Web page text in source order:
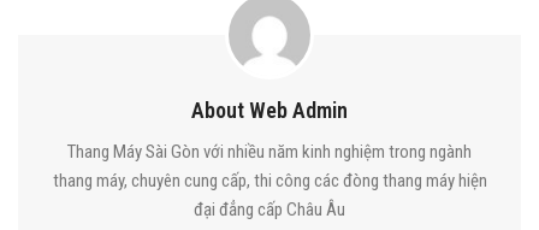
About Web Admin
Thang Máy Sài Gòn với nhiều năm kinh nghiệm trong ngành
thang máy, chuyên cung cấp, thi công các đòng thang máy hiện
đại đẳng cấp Châu Âu